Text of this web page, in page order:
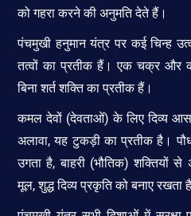
को गहरा करने की अनुमति देते हैं।
पंचमुखी हनुमान यंत्र पर कई चिन्ह
तत्वों का प्रतीक हैं। एक चक्र और
बिना शर्त शक्ति का प्रतीक हैं।
कमल देवों (देवताओं) के लिए दिव्य
अलावा, यह टुकड़ी का प्रतीक है।
उगता है, बाहरी (भौतिक) शक्तियों
मूल, शुद्ध दिव्य प्रकृति को बनाए रखता